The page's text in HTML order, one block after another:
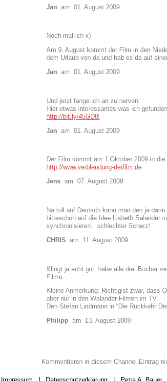
Jan am 01. August 2009
Noch mal ich x)
Am 9. August kommt der Film in den
dem Urlaub von da und hab es da auf
Jan am 01. August 2009
Und jetzt fange ich an zu nerven:
Hier etwas interessantes was ich
http://bit.ly/45GD8l
Jan am 01. August 2009
Der Film kommt am 1.Oktober 2009 in die
http://www.verblendung-derfilm.de
Jens am 07. August 2009
Na toll auf Deutsch kann man den ja
bitteschön auf die Idee Lisbeth Salander
synchronisieren…schlechter Scherz!
CHRIS am 11. August 2009
Klingt ja echt gut. habe alle drei Bücher
Filme.
Kleine Anmerkung: Richtigist zwar, dass
aber nur in den Walander-Filmen im TV.
Den Stefan Lindmann in “Die Rückkehr
Philipp am 13. August 2009
Kommentieren in diesem Channel-Eintrag